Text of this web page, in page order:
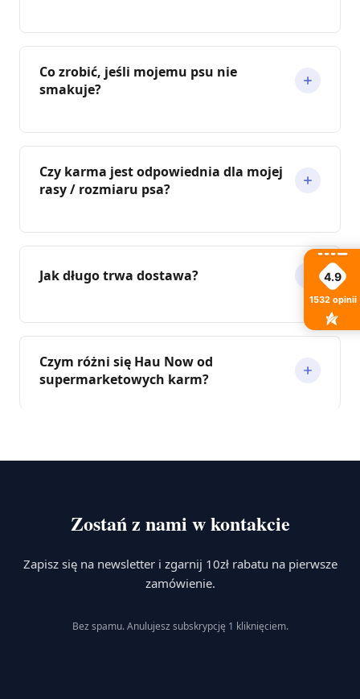
Co zrobić, jeśli mojemu psu nie
smakuje?
Czy karma jest odpowiednia dla mojej
rasy / rozmiaru psa?
Jak długo trwa dostawa?
Czym różni się Hau Now od
supermarketowych karm?
Zostań z nami w kontakcie
Zapisz się na newsletter i zgarnij 10zł rabatu na pierwsze
zamówienie.
Bez spamu. Anulujesz subskrypcję 1 kliknięciem.
4.9
1532 opinii